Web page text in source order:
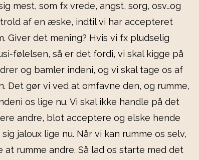
mest, som fx vrede, angst, sorg, osv…og
af en æske, indtil vi har accepteret
Giver det mening? Hvis vi fx pludselig
følelsen, så er det fordi, vi skal kigge på
og bamler indeni, og vi skal tage os af
Det gør vi ved at omfavne den, og rumme,
os lige nu. Vi skal ikke handle på det
andre, blot acceptere og elske hende
jaloux lige nu. Når vi kan rumme os selv,
at rumme andre. Så lad os starte med det